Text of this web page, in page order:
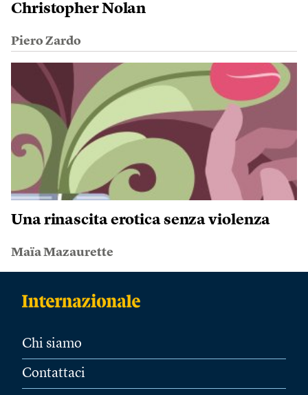
Christopher Nolan
Piero Zardo
Una rinascita erotica senza violenza
Maïa Mazaurette
Chi siamo
Contattaci